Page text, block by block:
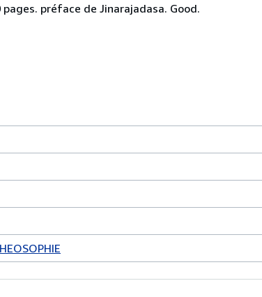
préface de Jinarajadasa. Good.